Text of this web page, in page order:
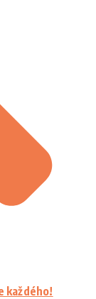
každého!